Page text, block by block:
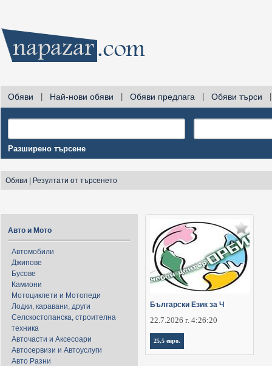
Обяви Най-нови обяви Обяви предлага Обяви търси
Разширено търсене
Обяви Резултати от търсенето
Авто и Мото
Автомобили
Джипове
Бусове
Камиони
Мотоциклети и Мотопеди
Лодки, каравани, други
Селскостопанска, строителна
техника
Авточасти и Аксесоари
Автосервизи и Автоуслуги
Авто Разни
Български Език за Ч
22.7.2026 г. 4:26:20
25,5 евро.